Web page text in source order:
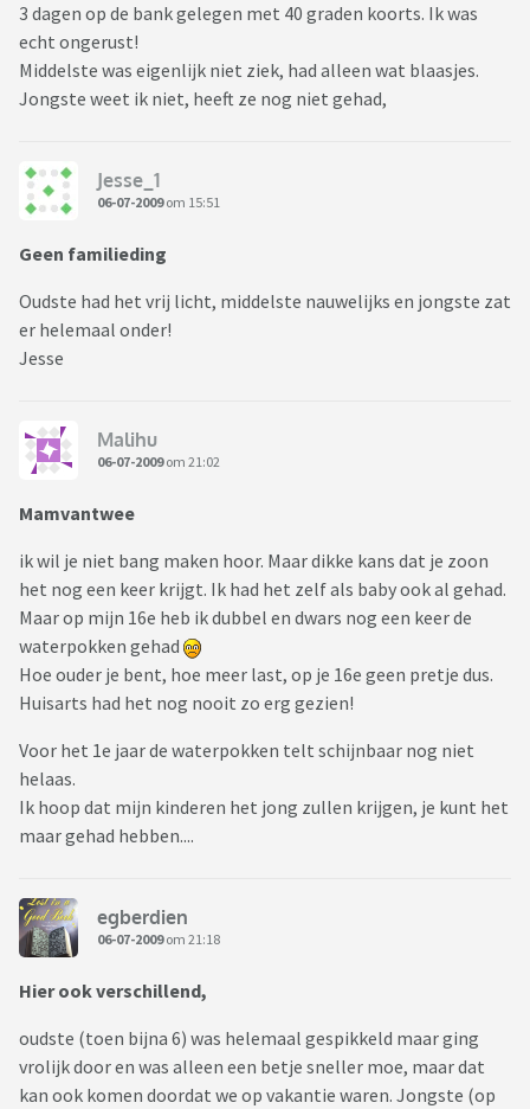
3 dagen op de bank gelegen met 40 graden koorts. Ik was
echt ongerust!
Middelste was eigenlijk niet ziek, had alleen wat blaasjes.
Jongste weet ik niet, heeft ze nog niet gehad,
Jesse_1
06-07-2009om 15:51
Geen familieding
Oudste had het vrij licht, middelste nauwelijks en jongste zat
er helemaal onder!
Jesse
Malihu
06-07-2009om 21:02
Mamvantwee
ik wil je niet bang maken hoor. Maar dikke kans dat je zoon
het nog een keer krijgt. Ik had het zelf als baby ook al gehad.
Maar op mijn 16e heb ik dubbel en dwars nog een keer de
waterpokken gehad
Hoe ouder je bent, hoe meer last, op je 16e geen pretje dus.
Huisarts had het nog nooit zo erg gezien!
Voor het 1e jaar de waterpokken telt schijnbaar nog niet
helaas.
Ik hoop dat mijn kinderen het jong zullen krijgen, je kunt het
maar gehad hebben....
egberdien
06-07-2009om 21:18
Hier ook verschillend,
oudste (toen bijna 6) was helemaal gespikkeld maar ging
vrolijk door en was alleen een betje sneller moe, maar dat
kan ook komen doordat we op vakantie waren. Jongste (op